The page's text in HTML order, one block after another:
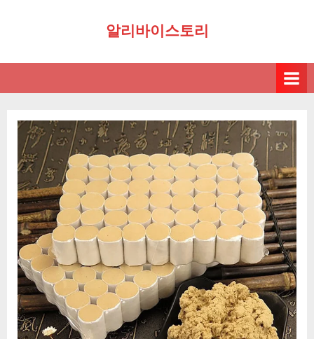
알리바이스토리